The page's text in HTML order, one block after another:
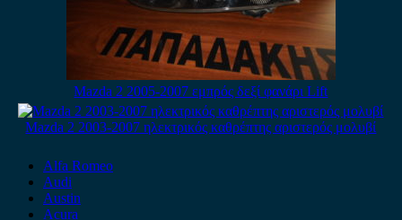
Mazda 2 2005-2007 εμπρός δεξί φανάρι Lift
Mazda 2 2003-2007 ηλεκτρικός καθρέπτης αριστερός μολυβί
Alfa Romeo
Audi
Austin
Acura